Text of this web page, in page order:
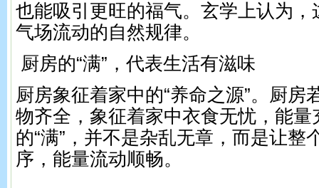
也能吸引更旺的福气。玄学上认为，
气场流动的自然规律。
厨房的“满”，代表生活有滋味
厨房象征着家中的“养命之源”。厨房
物齐全，象征着家中衣食无忧，能量
的“满”，并不是杂乱无章，而是让整
序，能量流动顺畅。